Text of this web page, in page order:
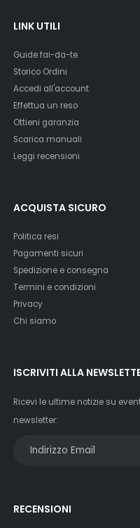
LINK UTILI
Guide fai-da-te
Storico Ordini
Accedi all'account
Effettua un reso
Ottieni garanzia
Scarica manuali
Leggi recensioni
ACQUISTA SICURO
Politica resi
Pagamenti sicuri
Spedizione e consegna
Termini e condizioni
Privacy
Chi siamo
ISCRIVITI ALLA
Ricevi le ultime notizie su
newsletter:
RECENSIONI